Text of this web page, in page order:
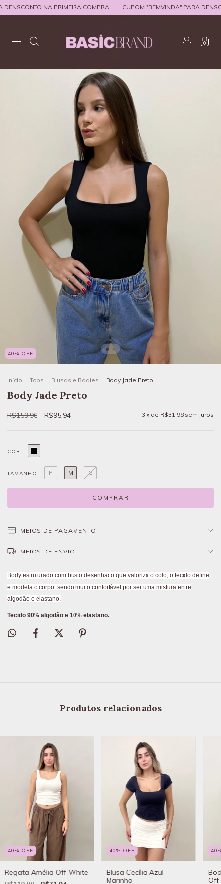
NA PRIMEIRA COMPRA CUPOM "BEMVINDA" PARA
0
40% OFF
Início . Tops . Blusas e Bodies . Body Jade Preto
Body Jade Preto
R$159,90 R$95,94 3 x de R$31,98 sem juros
COR
TAMANHO P M G
MEIOS DE PAGAMENTO
MEIOS DE ENVIO
Body estruturado com busto desenhado que valoriza o colo, o tecido define
e modela o corpo, sendo muito confortável por ser uma mistura entre
algodão e elastano.
Tecido 90% algodão e 10% elastano.
Produtos relacionados
40% OFF
Regata Amélia Off-White
40% OFF
Blusa Cecília Azul
Marinho
40